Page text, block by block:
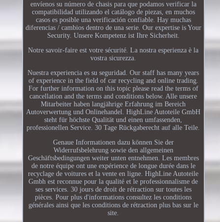
envíenos su número de chasis para que podamos verificar la
compatibilidad utilizando el catálogo de piezas, en muchos
casos es posible una verificación confiable. Hay muchas
diferencias / cambios dentro de una serie. Our expertise is Your
Security. Unsere Kompetenz ist Ihre Sicherheit.
Notre savoir-faire est votre sécurité. La nostra esperienza è la
vostra sicurezza.
Nuestra experiencia es su seguridad. Our staff has many years
of experience in the field of car recycling and online trading.
For further information on this topic please read the terms of
cancellation and the terms and conditions below. Alle unsere
Mitarbeiter haben langjährige Erfahrung im Bereich
Autoverwertung und Onlinehandel. HighLine Autoteile GmbH
steht für höchste Qualität und einen umfassenden,
professionellen Service. 30 Tage Rückgaberecht auf alle Teile.
Genaue Informationen dazu können Sie der
Widerrufsbelehrung sowie den allgemeinen
Geschäftsbedingungen weiter unten entnehmen. Les membres
de notre équipe ont une expérience de longue durée dans le
recyclage de voitures et la vente en ligne. HighLine Autoteile
Gmbh est reconnue pour la qualité et le professionnalisme de
ses services. 30 jours de droit de rétraction sur toutes les
pièces. Pour plus d'informations consultez les conditions
générales ainsi que les conditions de rétraction plus bas sur le
site.